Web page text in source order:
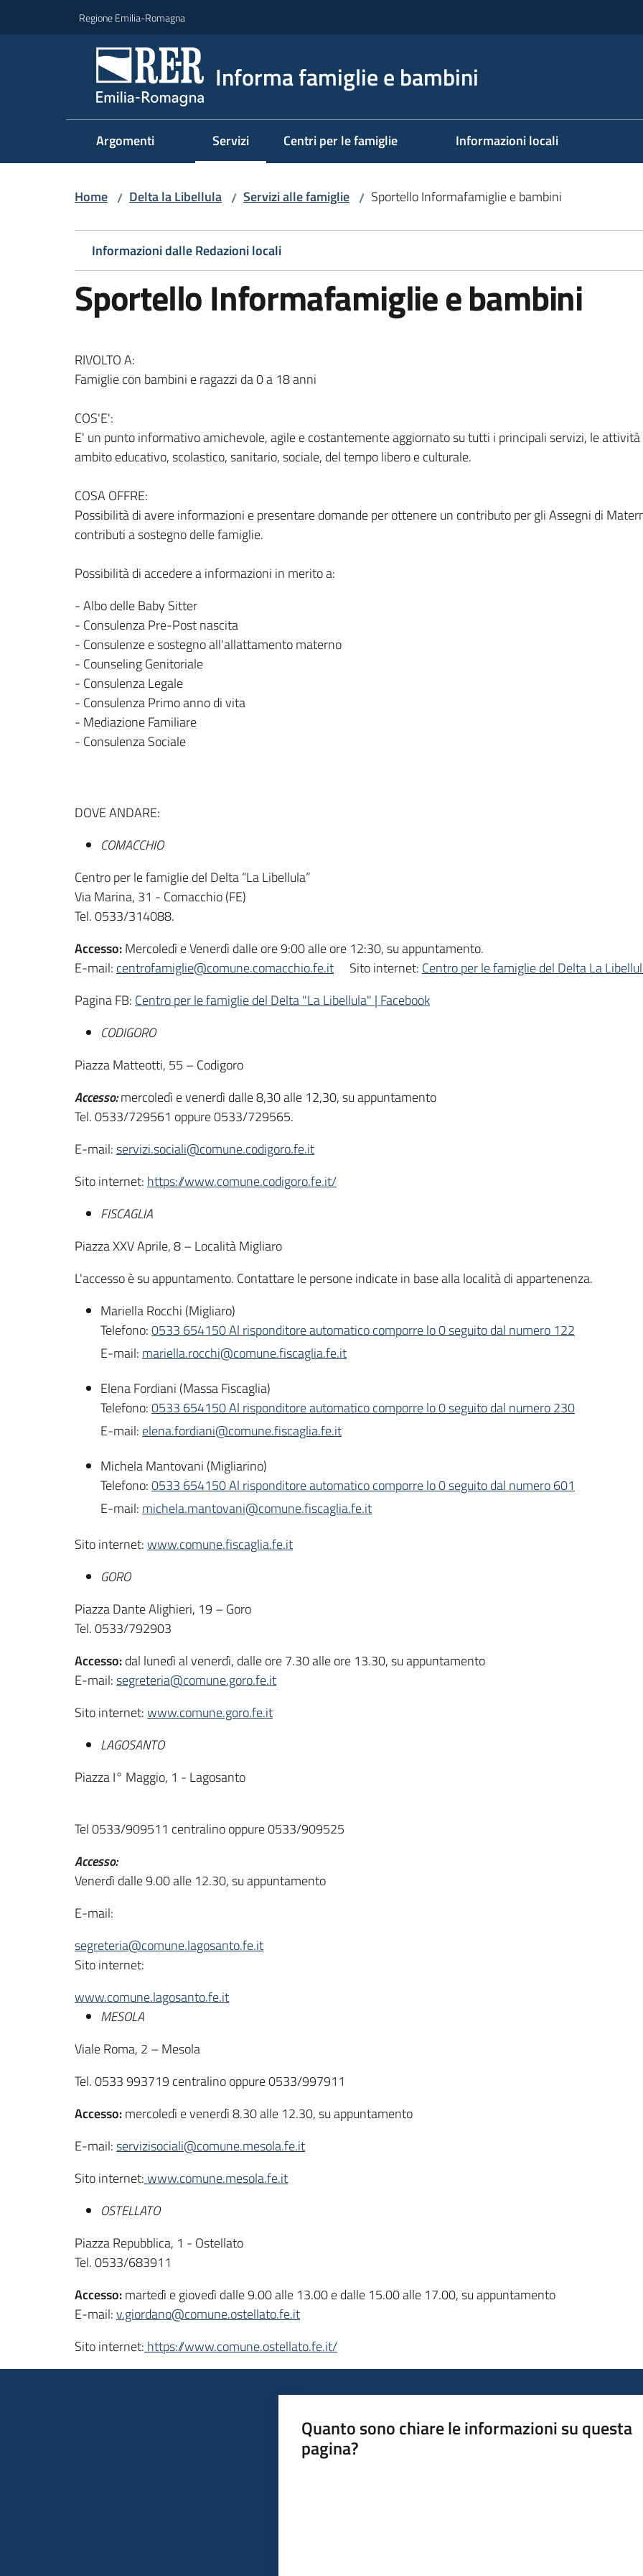
Regione Emilia-Romagna
Informa famiglie e bambini
Argomenti Servizi
Menu selezionatoCentri per le famiglie Informazioni locali
Home / Delta la Libellula / Servizi alle famiglie / Sportello Informafamiglie e bambini
Informazioni dalle Redazioni locali
Sportello Informafamiglie e bambini
RIVOLTO A:
Famiglie con bambini e ragazzi da 0 a 18 anni
COS'E':
E' un punto informativo amichevole, agile e costantemente aggiornato su tutti i principali servizi, le
ambito educativo, scolastico, sanitario, sociale, del tempo libero e culturale.
COSA OFFRE:
Possibilità di avere informazioni e presentare domande per ottenere un contributo per gli Assegni di
contributi a sostegno delle famiglie.
Possibilità di accedere a informazioni in merito a:
- Albo delle Baby Sitter
- Consulenza Pre-Post nascita
- Consulenze e sostegno all'allattamento materno
- Counseling Genitoriale
- Consulenza Legale
- Consulenza Primo anno di vita
- Mediazione Familiare
- Consulenza Sociale
DOVE ANDARE:
COMACCHIO
Centro per le famiglie del Delta “La Libellula”
Via Marina, 31 - Comacchio (FE)
Tel. 0533/314088.
Accesso:Mercoledì e Venerdì dalle ore 9:00 alle ore 12:30, su appuntamento.
E-mail: centrofamiglie@comune.comacchio.fe.it Sito internet: Centro per le famiglie del Delta La
Pagina FB: Centro per le famiglie del Delta "La Libellula" | Facebook
CODIGORO
Piazza Matteotti, 55 – Codigoro
Accesso:mercoledì e venerdì dalle 8,30 alle 12,30, su appuntamento
Tel. 0533/729561 oppure 0533/729565.
E-mail:servizi.sociali@comune.codigoro.fe.it
Sito internet: https://www.comune.codigoro.fe.it/
FISCAGLIA
Piazza XXV Aprile, 8 – Località Migliaro
L'accesso è su appuntamento. Contattare le persone indicate in base alla località di appartenenza.
Mariella Rocchi (Migliaro)
Telefono:0533 654150 Al risponditore automatico comporre lo 0 seguito dal numero 122
E-mail: mariella.rocchi@comune.fiscaglia.fe.it
Elena Fordiani (Massa Fiscaglia)
Telefono:0533 654150 Al risponditore automatico comporre lo 0 seguito dal numero 230
E-mail: elena.fordiani@comune.fiscaglia.fe.it
Michela Mantovani (Migliarino)
Telefono:0533 654150 Al risponditore automatico comporre lo 0 seguito dal numero 601
E-mail: michela.mantovani@comune.fiscaglia.fe.it
Sito internet:www.comune.fiscaglia.fe.it
GORO
Piazza Dante Alighieri, 19 – Goro
Tel. 0533/792903
Accesso:dal lunedì al venerdì, dalle ore 7.30 alle ore 13.30, su appuntamento
E-mail:segreteria@comune.goro.fe.it
Sito internet:www.comune.goro.fe.it
LAGOSANTO
Piazza I° Maggio, 1 - Lagosanto
Tel 0533/909511 centralino oppure 0533/909525
Accesso:
Venerdì dalle 9.00 alle 12.30, su appuntamento
E-mail:
segreteria@comune.lagosanto.fe.it
Sito internet:
www.comune.lagosanto.fe.it
MESOLA
Viale Roma, 2 – Mesola
Tel. 0533 993719 centralino oppure 0533/997911
Accesso:mercoledì e venerdì 8.30 alle 12.30, su appuntamento
E-mail:servizisociali@comune.mesola.fe.it
Sito internet:www.comune.mesola.fe.it
OSTELLATO
Piazza Repubblica, 1 - Ostellato
Tel. 0533/683911
Accesso:martedì e giovedì dalle 9.00 alle 13.00 e dalle 15.00 alle 17.00, su appuntamento
E-mail:v.giordano@comune.ostellato.fe.it
Sito internet: https://www.comune.ostellato.fe.it/
Quanto sono chiare le informazioni su questa
pagina?